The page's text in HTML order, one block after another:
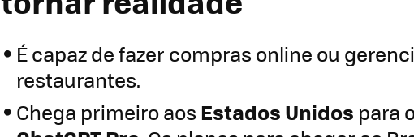
É capaz de fazer compras online ou
restaurantes.
Chega primeiro aos Estados Unidos para